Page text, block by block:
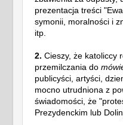
prezentacja treści
symonii, moralności i
itp.
2. Cieszy, że katoliccy
przemilczania do
publicyści, artyści,
mocno utrudniona z
świadomości, że
Prezydenckim lub